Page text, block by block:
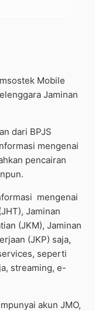
Mobile
Jaminan
dari BPJS
mengenai
pencairan
mengenai
Jaminan
(JKM), Jaminan
(JKP) saja,
seperti
streaming, e-
akun JMO,